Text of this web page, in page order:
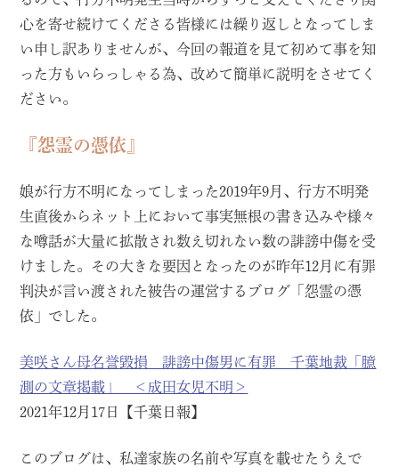
心を寄せ続けてくださる皆様には繰り返しとなってしま
い申し訳ありませんが、今回の報道を見て初めて事を知
った方もいらっしゃる為、改めて簡単に説明をさせてく
ださい。
『怨霊の憑依』
娘が行方不明になってしまった2019年9月、行方不明発
生直後からネット上において事実無根の書き込みや様々
な噂話が大量に拡散され数え切れない数の誹謗中傷を受
けました。その大きな要因となったのが昨年12月に有罪
判決が言い渡された被告の運営するブログ「怨霊の憑
依」でした。
美咲さん母名誉毀損 誹謗中傷男に有罪 千葉地裁「臆
測の文章掲載」 ＜成田女児不明＞
2021年12月17日【千葉日報】
このブログは、私達家族の名前や写真を載せたうえで